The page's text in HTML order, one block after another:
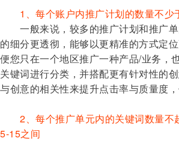
1、每个账户内推广计划的数量不少
一般来说，较多的推广计划和推广单
的细分更透彻，能够以更精准的方式定
便您只在一个地区推广一种产品/业务，
关键词进行分类，并搭配更有针对性的
与创意的相关性来提升点击率与质量度，
2、每个推广单元内的关键词数量不
5-15之间